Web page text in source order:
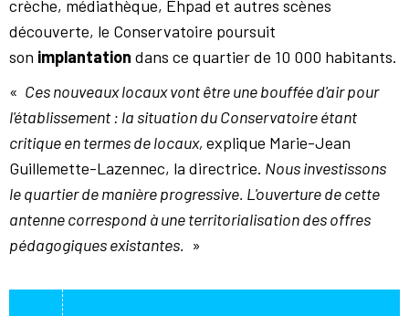
crèche, médiathèque, Ehpad et autres scènes
découverte, le Conservatoire poursuit
son implantation dans ce quartier de 10 000 habitants.
« Ces nouveaux locaux vont être une bouffée d'air pour
l'établissement : la situation du Conservatoire étant
critique en termes de locaux, explique Marie-Jean
Guillemette-Lazennec, la directrice. Nous investissons
le quartier de manière progressive. L'ouverture de cette
antenne correspond à une territorialisation des offres
pédagogiques existantes. »